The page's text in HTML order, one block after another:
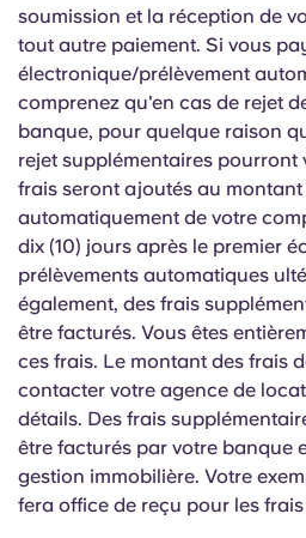
soumission et la réception de
tout autre paiement. Si vous
électronique/prélèvement
comprenez qu'en cas de rejet
banque, pour quelque raison
rejet supplémentaires pourront
frais seront ajoutés au
automatiquement de votre
dix (10) jours après le premier
prélèvements automatiques
également, des frais
être facturés. Vous êtes
ces frais. Le montant des frais
contacter votre agence de
détails. Des frais
être facturés par votre banque
gestion immobilière. Votre
fera office de reçu pour les